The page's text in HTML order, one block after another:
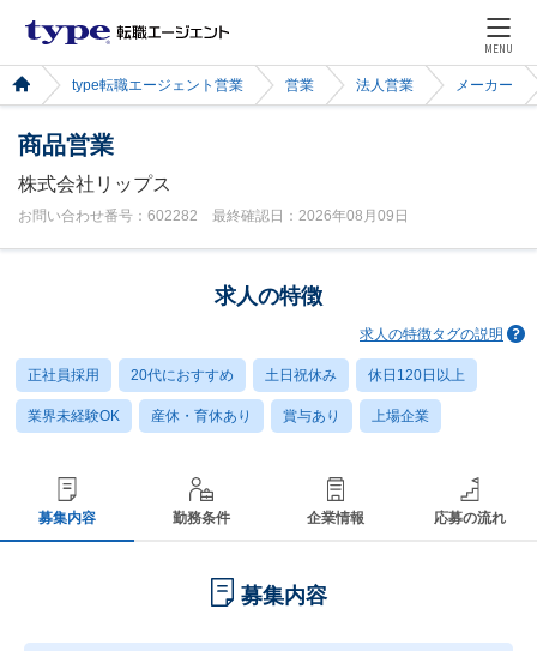
MENU
type転職エージェント営業 営業 法人営業 メーカー
商品営業
株式会社リップス
お問い合わせ番号：602282 最終確認日：2026年08月09日
求人の特徴
求人の特徴タグの説明
正社員採用 20代におすすめ 土日祝休み 休日120日以上
業界未経験OK 産休・育休あり 賞与あり 上場企業
募集内容 勤務条件 企業情報 応募の流れ
募集内容